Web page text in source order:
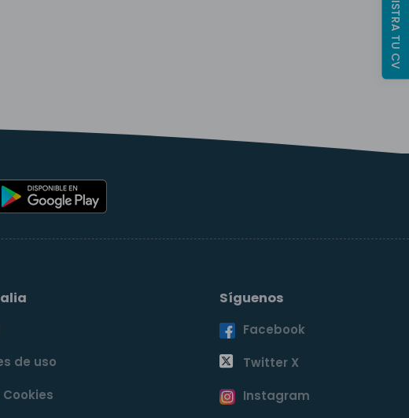
de uso
Síguenos
Facebook
Twitter X
Instagram
REGISTRA TU CV